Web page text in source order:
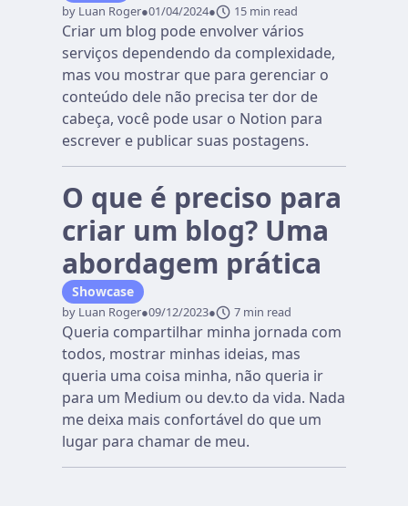
by Luan Roger●01/04/2024● 15 min read
Criar um blog pode envolver vários
serviços dependendo da complexidade,
mas vou mostrar que para gerenciar o
conteúdo dele não precisa ter dor de
cabeça, você pode usar o Notion para
escrever e publicar suas postagens.
O que é preciso para
criar um blog? Uma
abordagem prática
Showcase
by Luan Roger●09/12/2023● 7 min read
Queria compartilhar minha jornada com
todos, mostrar minhas ideias, mas
queria uma coisa minha, não queria ir
para um Medium ou dev.to da vida. Nada
me deixa mais confortável do que um
lugar para chamar de meu.